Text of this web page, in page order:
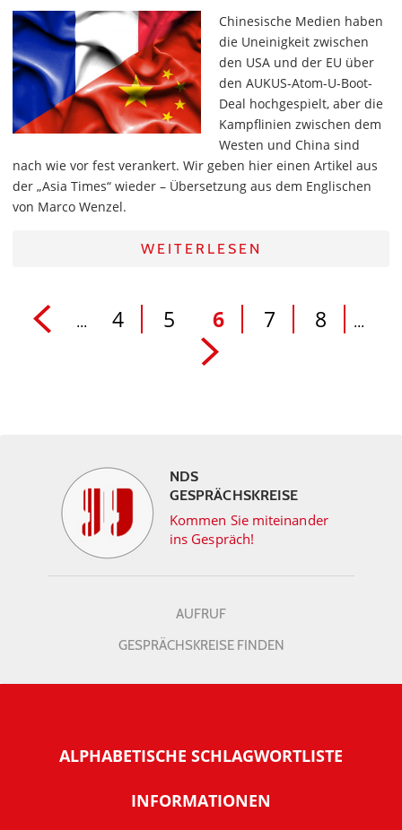
Chinesische Medien haben
die Uneinigkeit zwischen
den USA und der EU über
den AUKUS-Atom-U-Boot-
Deal hochgespielt, aber die
Kampflinien zwischen dem
Westen und China sind
nach wie vor fest verankert. Wir geben hier einen Artikel aus
der „Asia Times“ wieder – Übersetzung aus dem Englischen
von Marco Wenzel.
WEITERLESEN
... 4 5 6 7 8 ...
NDS
GESPRÄCHSKREISE
Kommen Sie miteinander
ins Gespräch!
AUFRUF
GESPRÄCHSKREISE FINDEN
ALPHABETISCHE SCHLAGWORTLISTE
INFORMATIONEN